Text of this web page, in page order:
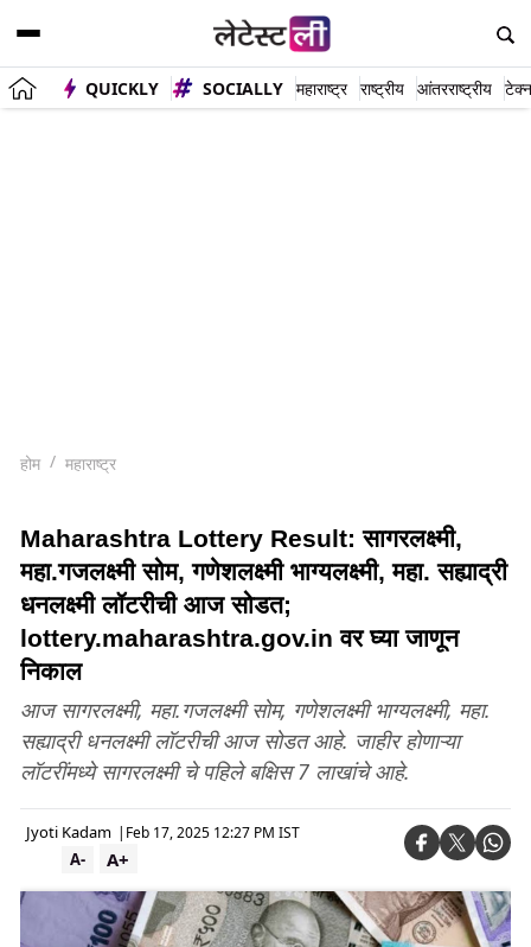
QUICKLY SOCIALLY महाराष्ट्र राष्ट्रीय आंतरराष्ट्रीय
होम महाराष्ट्र
Maharashtra Lottery Result: सागरलक्ष्मी,
महा.गजलक्ष्मी सोम, गणेशलक्ष्मी भाग्यलक्ष्मी, महा. सह्याद्री
धनलक्ष्मी लॉटरीची आज सोडत;
lottery.maharashtra.gov.in वर घ्या जाणून
निकाल
आज सागरलक्ष्मी, महा.गजलक्ष्मी सोम, गणेशलक्ष्मी भाग्यलक्ष्मी, महा.
सह्याद्री धनलक्ष्मी लॉटरीची आज सोडत आहे. जाहीर होणाऱ्या
लॉटरींमध्ये सागरलक्ष्मी चे पहिले बक्षिस 7 लाखांचे आहे.
Jyoti Kadam | Feb 17, 2025 12:27 PM IST
A+
A-